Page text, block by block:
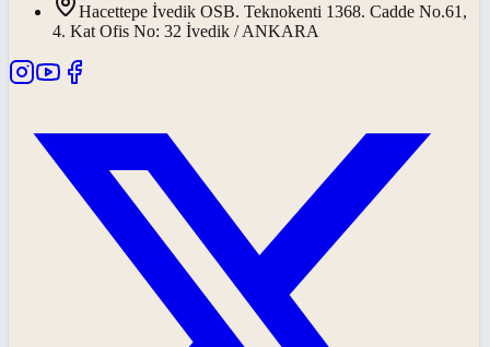
Hacettepe İvedik OSB. Teknokenti 1368. Cadde No.61,
4. Kat Ofis No: 32 İvedik / ANKARA